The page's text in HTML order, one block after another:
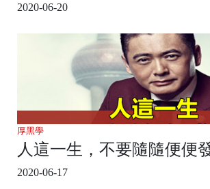
2020-06-20
厚黑學
人這一生，不要隨隨便便
2020-06-17